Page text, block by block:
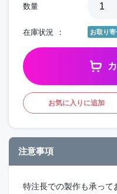
数量
在庫状況 お取り
お気に入りに追加
注意事項
特注長での製作も承っ